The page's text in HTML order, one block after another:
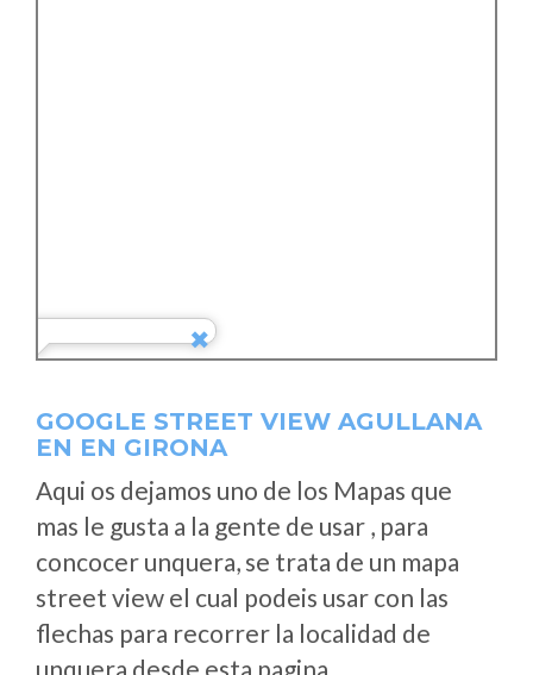
GOOGLE STREET VIEW AGULLANA
EN EN GIRONA
Aqui os dejamos uno de los Mapas que
mas le gusta a la gente de usar , para
concocer unquera, se trata de un mapa
street view el cual podeis usar con las
flechas para recorrer la localidad de
unquera desde esta pagina.